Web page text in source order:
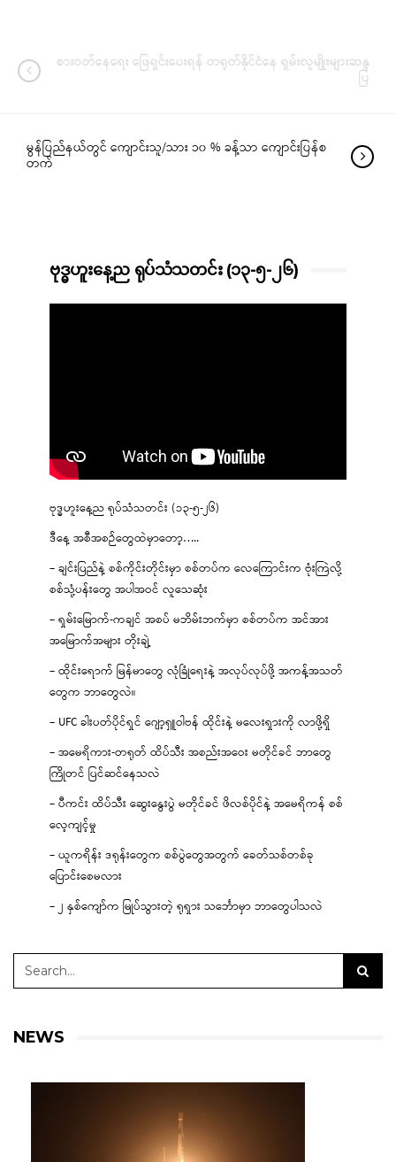
စားဝတ်နေရေး ဖြေရှင်းပေးရန် တရုတ်နိုင်ငံနေ ရှမ်းလူမျိုးများဆန္ဒ
ပြ
မွန်ပြည်နယ်တွင် ကျောင်းသူ/သား ၁၀ % ခန့်သာ ကျောင်းပြန်စ
တက်
ဗုဒ္ဓဟူးနေ့ည ရုပ်သံသတင်း (၁၃-၅-၂၆)
ဗုဒ္ဓဟူးနေ့ည ရုပ်သံသတင်း (၁၃-၅-၂၆)
ဒီနေ့ အစီအစဉ်တွေထဲမှာတော့…..
– ချင်းပြည်နဲ့ စစ်ကိုင်းတိုင်းမှာ စစ်တပ်က လေကြောင်းက ဗုံးကြဲလို့
စစ်သုံ့ပန်းတွေ အပါအဝင် လူသေဆုံး
– ရှမ်းမြောက်-ကချင် အစပ် မဘိမ်းဘက်မှာ စစ်တပ်က အင်အား
အမြောက်အများ တိုးချဲ့
– ထိုင်းရောက် မြန်မာတွေ လုံခြုံရေးနဲ့ အလုပ်လုပ်ဖို့ အကန့်အသတ်
တွေက ဘာတွေလဲ။
– UFC ခါးပတ်ပိုင်ရှင် ဂျော့ရှူဝါဗန် ထိုင်းနဲ့ မလေးရှားကို လာဖို့ရှိ
– အမေရိကား-တရုတ် ထိပ်သီး အစည်းအဝေး မတိုင်ခင် ဘာတွေ
ကြိုတင် ပြင်ဆင်နေသလဲ
– ပီကင်း ထိပ်သီး ဆွေးနွေးပွဲ မတိုင်ခင် ဖိလစ်ပိုင်နဲ့ အမေရိကန် စစ်
လေ့ကျင့်မှု
– ယူကရိန်း ဒရုန်းတွေက စစ်ပွဲတွေအတွက် ခေတ်သစ်တစ်ခု
ပြောင်းစေမလား
– ၂ နှစ်ကျော်က မြုပ်သွားတဲ့ ရုရှား သင်္ဘောမှာ ဘာတွေပါသလဲ
NEWS